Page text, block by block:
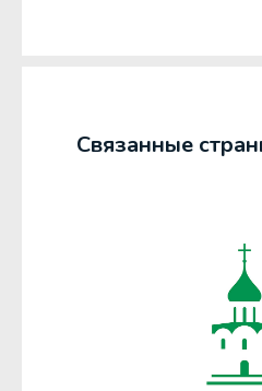
Связанные